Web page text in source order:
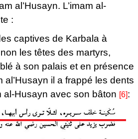
al’Husayn. L’imam al-
:
captives de Karbala à
les têtes des martyrs,
à son palais et en présence
al’Husayn il a frappé les dents
al-Husayn avec son bâton [6]: